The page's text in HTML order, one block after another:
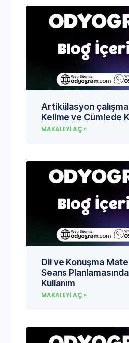
Artikülasyon
Kelime ve Cümlede
MAKALEYI AÇ »
Dil ve Konuşma
Seans
Kullanım
MAKALEYI AÇ »